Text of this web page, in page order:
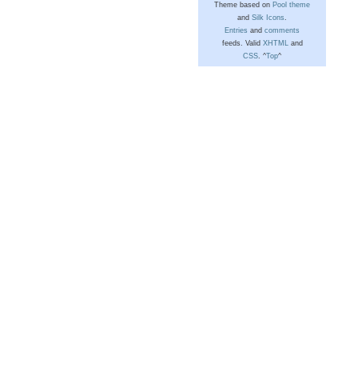
Theme based on Pool theme
and Silk Icons.
Entries and comments
feeds. Valid XHTMLand
CSS. ^Top^